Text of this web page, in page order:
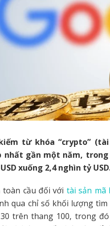
từ khóa “crypto”
nhất gần một năm,
xuống 2,4 nghìn tỷ
toàn cầu đối với tài sản mã
qua chỉ số khối lượng
trên thang 100, trong